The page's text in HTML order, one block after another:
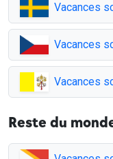
Vacances
Vacances
Vacances
Reste du